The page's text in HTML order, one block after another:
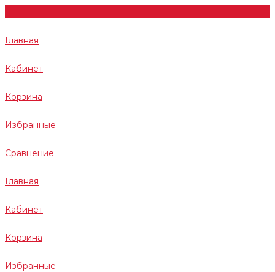
Главная
Кабинет
Корзина
Избранные
Сравнение
Главная
Кабинет
Корзина
Избранные